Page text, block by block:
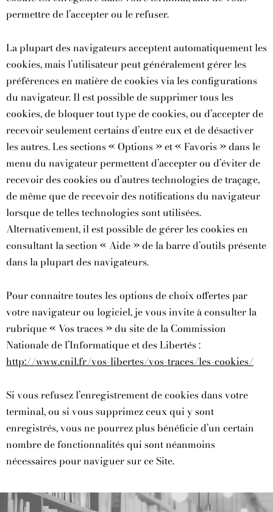
permettre de l’accepter ou le refuser.
La plupart des navigateurs acceptent automatiquement les
cookies, mais l’utilisateur peut généralement gérer les
préférences en matière de cookies via les configurations
du navigateur. Il est possible de supprimer tous les
cookies, de bloquer tout type de cookies, ou d’accepter de
recevoir seulement certains d’entre eux et de désactiver
les autres. Les sections « Options » et « Favoris » dans le
menu du navigateur permettent d’accepter ou d’éviter de
recevoir des cookies ou d’autres technologies de traçage,
de même que de recevoir des notifications du navigateur
lorsque de telles technologies sont utilisées.
Alternativement, il est possible de gérer les cookies en
consultant la section « Aide » de la barre d’outils présente
dans la plupart des navigateurs.
Pour connaitre toutes les options de choix offertes par
votre navigateur ou logiciel, je vous invite à consulter la
rubrique « Vos traces » du site de la Commission
Nationale de l’Informatique et des Libertés :
http://www.cnil.fr/vos-libertes/vos-traces/les-cookies/
Si vous refusez l’enregistrement de cookies dans votre
terminal, ou si vous supprimez ceux qui y sont
enregistrés, vous ne pourrez plus bénéficie d’un certain
nombre de fonctionnalités qui sont néanmoins
nécessaires pour naviguer sur ce Site.